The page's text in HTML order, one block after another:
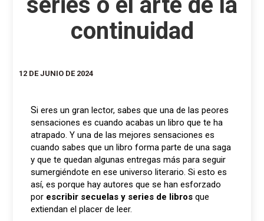
continuidad
12 DE JUNIO DE 2024
Si eres un gran lector, sabes que una de las peores
sensaciones es cuando acabas un libro que te ha
atrapado. Y una de las mejores sensaciones es
cuando sabes que un libro forma parte de una saga
y que te quedan algunas entregas más para seguir
sumergiéndote en ese universo literario. Si esto es
así, es porque hay autores que se han esforzado
por escribir secuelas y series de libros que
extiendan el placer de leer.